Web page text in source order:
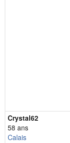
Crystal62
58 ans
Calais